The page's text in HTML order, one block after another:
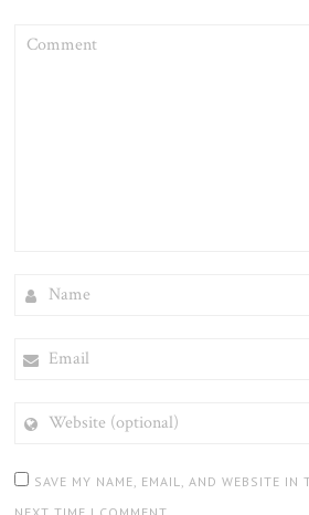
(OPTIONAL)
SAVE MY NAME, EMAIL, AND WEBSITE IN